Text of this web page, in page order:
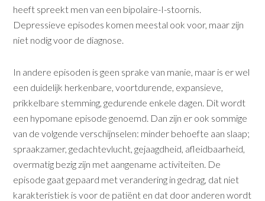
heeft spreekt men van een bipolaire-I-stoornis.
Depressieve episodes komen meestal ook voor, maar zijn
niet nodig voor de diagnose.
In andere episoden is geen sprake van manie, maar is er wel
een duidelijk herkenbare, voortdurende, expansieve,
prikkelbare stemming, gedurende enkele dagen. Dit wordt
een hypomane episode genoemd. Dan zijn er ook sommige
van de volgende verschijnselen: minder behoefte aan slaap;
spraakzamer, gedachtevlucht, gejaagdheid, afleidbaarheid,
overmatig bezig zijn met aangename activiteiten. De
episode gaat gepaard met verandering in gedrag, dat niet
karakteristiek is voor de patiënt en dat door anderen wordt